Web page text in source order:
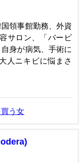
領事館勤務、外資
サロン、「バービ
身が病気、手術に
人ニキビに悩まさ
う女